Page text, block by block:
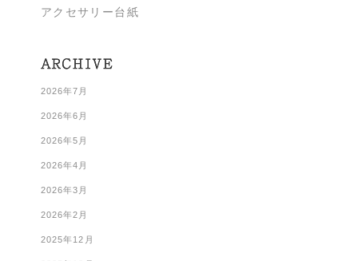
アクセサリー台紙
2026年7月
2026年6月
2026年5月
2026年4月
2026年3月
2026年2月
2025年12月